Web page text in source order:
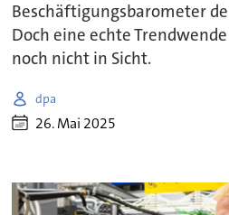
Beschäftigungsbarometer
Doch eine echte
noch nicht in Sicht.
dpa
26. Mai 2025